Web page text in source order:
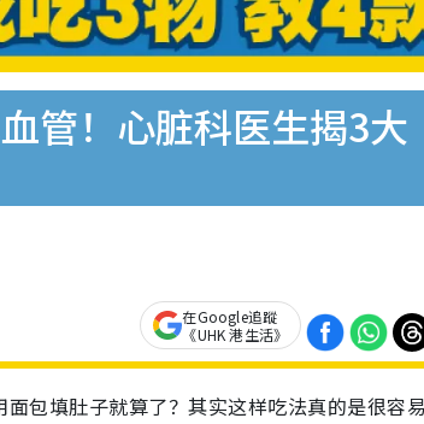
管！心脏科医生揭3
在Google追蹤
《UHK 港生活》
包填肚子就算了？其实这样吃法真的是很容